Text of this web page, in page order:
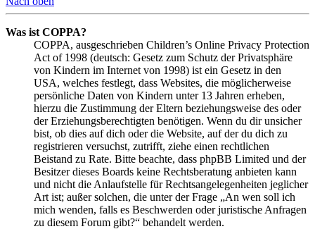
Was ist COPPA?
COPPA, ausgeschrieben Children’s Online Privacy Protection
Act of 1998 (deutsch: Gesetz zum Schutz der Privatsphäre
von Kindern im Internet von 1998) ist ein Gesetz in den
USA, welches festlegt, dass Websites, die möglicherweise
persönliche Daten von Kindern unter 13 Jahren erheben,
hierzu die Zustimmung der Eltern beziehungsweise des oder
der Erziehungsberechtigten benötigen. Wenn du dir unsicher
bist, ob dies auf dich oder die Website, auf der du dich zu
registrieren versuchst, zutrifft, ziehe einen rechtlichen
Beistand zu Rate. Bitte beachte, dass phpBB Limited und der
Besitzer dieses Boards keine Rechtsberatung anbieten kann
und nicht die Anlaufstelle für Rechtsangelegenheiten jeglicher
Art ist; außer solchen, die unter der Frage „An wen soll ich
mich wenden, falls es Beschwerden oder juristische Anfragen
zu diesem Forum gibt?“ behandelt werden.